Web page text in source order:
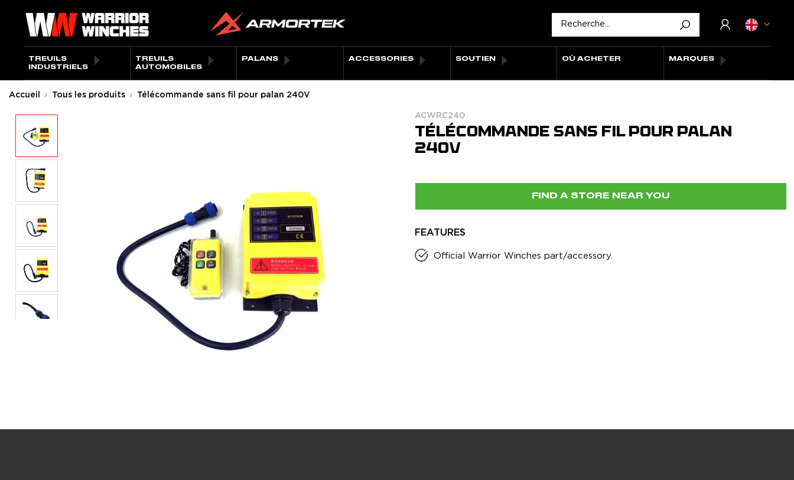
contenu
Warrior
Winches
TREUILS
INDUSTRIELS
TREUILS
AUTOMOBILES
PALANS ACCESSORIES SOUTIEN OÙ ACHETER MARQUES
Accueil Tous les produits Télécommande sans fil pour palan 240V
ACWRC240
TÉLÉCOMMANDE SANS FIL POUR PALAN
240V
FIND A STORE NEAR YOU
FEATURES
Official Warrior Winches part/accessory.
Boîtier de récepteur avec prise d'air
Commande manuelle
Sangle
Protection du combiné en plastique transparent
Manuel d'utilisation